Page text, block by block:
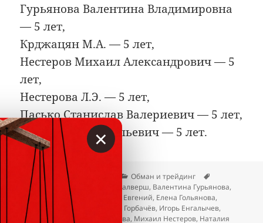
Гурьянова Валентина Владимировна
— 5 лет,
Крджацян М.А. — 5 лет,
Нестеров Михаил Александрович — 5
лет,
Нестерова Л.Э. — 5 лет,
Пасько Станислав Валериевич — 5 лет,
Силаев Олег Васильевич — 5 лет.
Опубликовано
23.04.2026 Рубрики
Обман и трейдинг
Альбина Румянцева
Арнис Калверш, Валентина Гурьянова,
Данил Фридман Клюшенков
Евгений, Елена Гольянова,
Жамшидбек Ташбеков
Игорь Горбачёв, Игорь Енгалычев,
Крджацян М.А. , Майя Ахмедова, Михаил Нестеров, Наталия
×